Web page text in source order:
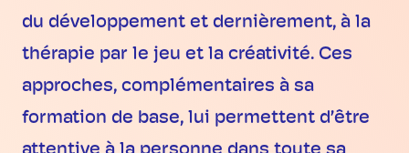
du développement et dernièrement, à la
thérapie par le jeu et la créativité. Ces
approches, complémentaires à sa
formation de base, lui permettent d’être